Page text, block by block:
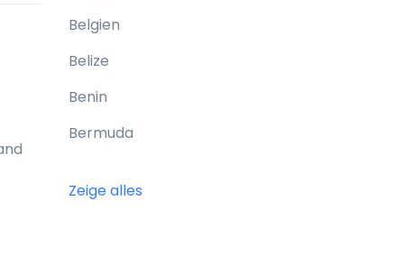
Belgien
Belize
Benin
Bermuda
Bolivien
Zeige alles